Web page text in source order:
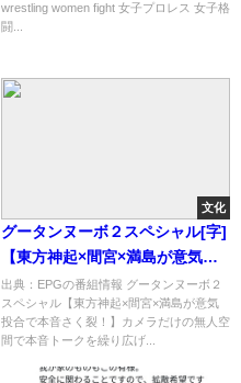
wrestling women fight 女子プロレス 女子格
闘...
文化
グータンヌーボ２スペシャル[字]
【東方神起×間宮×満島が意気投
合で本音さく裂！】…の番組内
容解析まとめ
出典：EPGの番組情報 グータンヌーボ２
スペシャル【東方神起×間宮×満島が意気
投合で本音さく裂！】カメラだけの無人空
間で本音トークを繰り広げ...